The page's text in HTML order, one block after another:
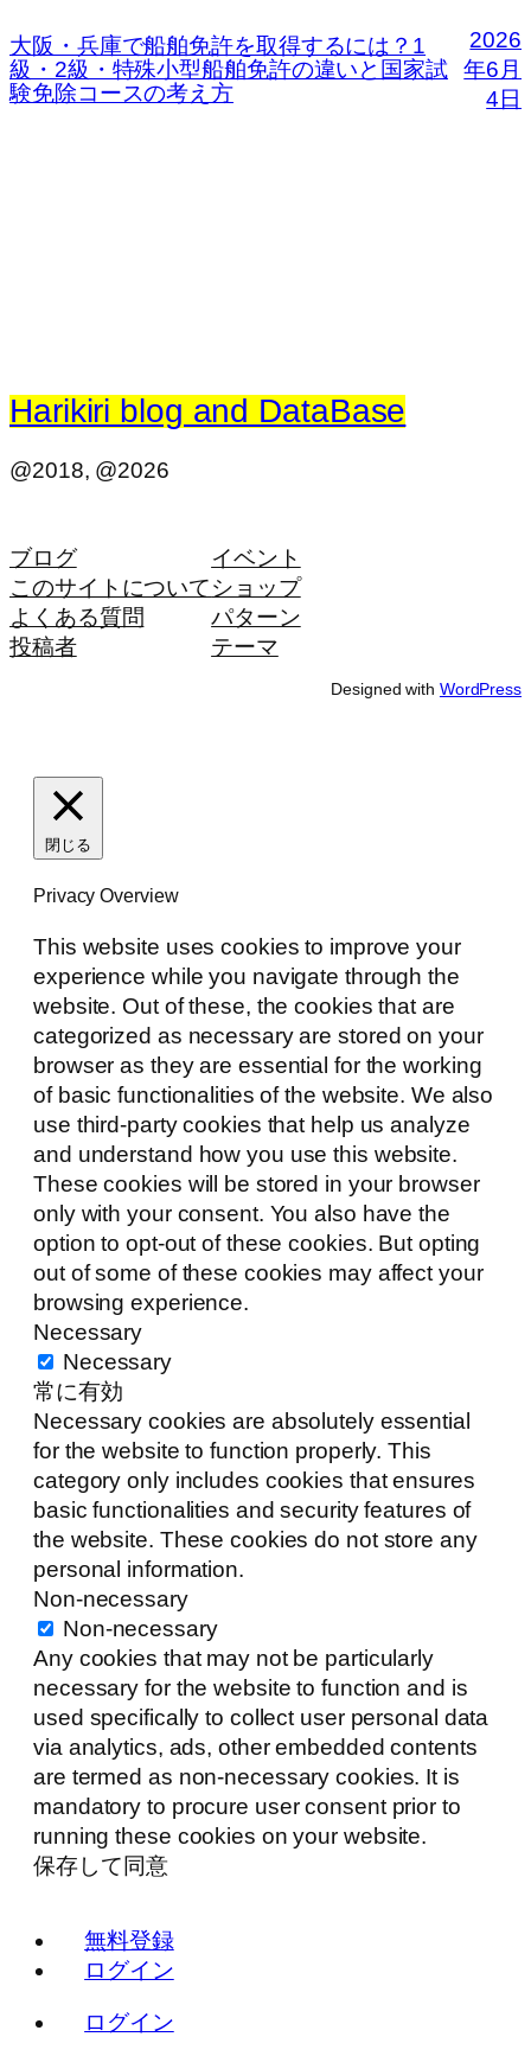
大阪・兵庫で船舶免許を取得するには？1
級・2級・特殊小型船舶免許の違いと国家試
験免除コースの考え方
2026
年6月
4日
Harikiri blog and DataBase
@2018, @2026
ブログ
このサイトについて
よくある質問
投稿者
イベント
ショップ
パターン
テーマ
Designed with WordPress
閉じる
Privacy Overview
This website uses cookies to improve your
experience while you navigate through the
website. Out of these, the cookies that are
categorized as necessary are stored on your
browser as they are essential for the working
of basic functionalities of the website. We also
use third-party cookies that help us analyze
and understand how you use this website.
These cookies will be stored in your browser
only with your consent. You also have the
option to opt-out of these cookies. But opting
out of some of these cookies may affect your
browsing experience.
Necessary
Necessary
常に有効
Necessary cookies are absolutely essential
for the website to function properly. This
category only includes cookies that ensures
basic functionalities and security features of
the website. These cookies do not store any
personal information.
Non-necessary
Non-necessary
Any cookies that may not be particularly
necessary for the website to function and is
used specifically to collect user personal data
via analytics, ads, other embedded contents
are termed as non-necessary cookies. It is
mandatory to procure user consent prior to
running these cookies on your website.
保存して同意
無料登録
ログイン
ログイン